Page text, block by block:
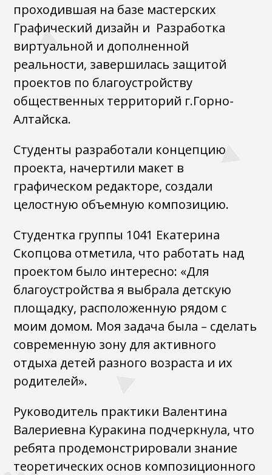
проходившая на базе мастерских
Графический дизайн и Разработка
виртуальной и дополненной
реальности, завершилась защитой
проектов по благоустройству
общественных территорий г.Горно-
Алтайска.
Студенты разработали концепцию
проекта, начертили макет в
графическом редакторе, создали
целостную объемную композицию.
Студентка группы 1041 Екатерина
Скопцова отметила, что работать над
проектом было интересно: «Для
благоустройства я выбрала детскую
площадку, расположенную рядом с
моим домом. Моя задача была – сделать
современную зону для активного
отдыха детей разного возраста и их
родителей».
Руководитель практики Валентина
Валериевна Куракина подчеркнула, что
ребята продемонстрировали знание
теоретических основ композиционного